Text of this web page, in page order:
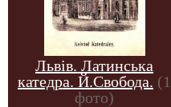
Львів. Латинська
катедра. Й.Свобода. (1
фото)